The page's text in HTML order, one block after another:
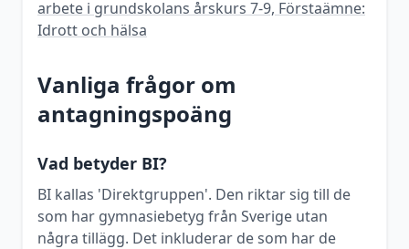
arbete i grundskolans årskurs 7-9, Förstaämne:
Idrott och hälsa
Vanliga frågor om
antagningspoäng
Vad betyder BI?
BI kallas 'Direktgruppen'. Den riktar sig till de
som har gymnasiebetyg från Sverige utan
några tillägg. Det inkluderar de som har de